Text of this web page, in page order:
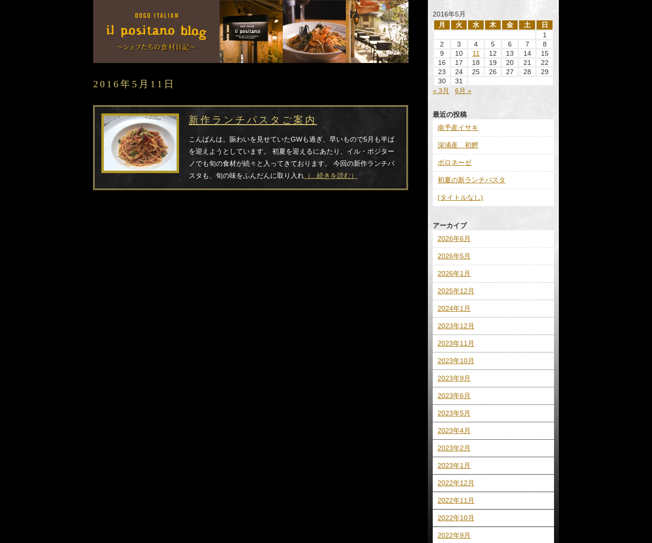
2016年5月
月
火 水 木 金 土
日
1
2
3 4 5 6 7
8
9
10 11 12 13 14
15
16
17 18 19 20 21
22
23
24 25 26 27 28
29
30
31
« 3月
6月 »
最近の投稿
南予産イサキ
深浦産 初鰹
ボロネーゼ
初夏の新ランチパスタ
(タイトルなし)
アーカイブ
2026年6月
2026年5月
2026年1月
2025年12月
2024年1月
2023年12月
2023年11月
2023年10月
2023年9月
2023年6月
2023年5月
2023年4月
2023年2月
2023年1月
2022年12月
2022年11月
2022年10月
2022年9月
2016年5月11日
新作ランチパスタご案内
こんばんは。賑わいを見せていたGWも過ぎ、早いもので5月も半ば
を迎えようとしています。 初夏を迎えるにあたり、イル・ポジター
ノでも旬の食材が続々と入ってきております。 今回の新作ランチパ
スタも、旬の味をふんだんに取り入れ （...続きを読む）